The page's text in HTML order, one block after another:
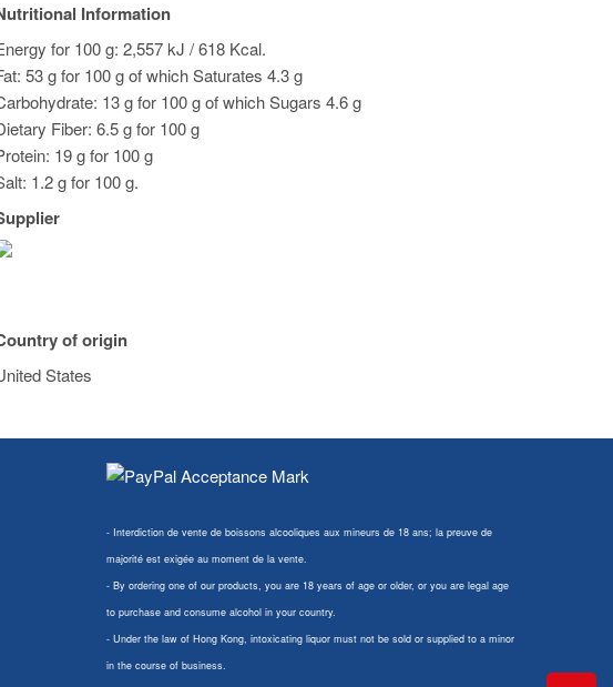
Information
for 100 g: 2,557 kJ / 618 Kcal.
53 g for 100 g of which Saturates 4.3 g
13 g for 100 g of which Sugars 4.6 g
Fiber: 6.5 g for 100 g
19 g for 100 g
1.2 g for 100 g.
of origin
States
- Interdiction de vente de boissons alcooliques aux mineurs de 18 ans; la preuve de
majorité est exigée au moment de la vente.
- By ordering one of our products, you are 18 years of age or older, or you are legal age
to purchase and consume alcohol in your country.
- Under the law of Hong Kong, intoxicating liquor must not be sold or supplied to a minor
in the course of business.